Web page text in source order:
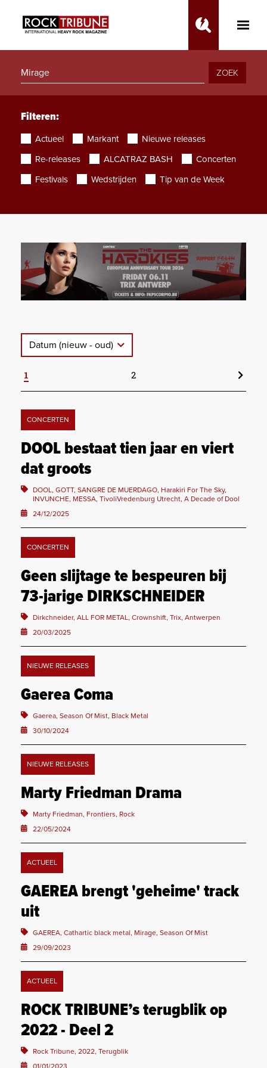
Toggle
ZOEK
Filteren:
Actueel Markant
Nieuwe releases
Re-releases
ALCATRAZ BASH
Concerten
Festivals
Wedstrijden Tip van de Week
Datum (nieuw - oud)
1 2
CONCERTEN
DOOL bestaat tien jaar en viert
dat groots
DOOL, GOTT, SANGRE DE MUERDAGO, Harakiri For The Sky,
INVUNCHE, MESSA, TivoliVredenburg Utrecht, A Decade of Dool
24/12/2025
CONCERTEN
Geen slijtage te bespeuren bij
73-jarige DIRKSCHNEIDER
Dirkchneider, ALL FOR METAL, Crownshift, Trix, Antwerpen
20/03/2025
NIEUWE RELEASES
Gaerea Coma
Gaerea, Season Of Mist, Black Metal
30/10/2024
NIEUWE RELEASES
Marty Friedman Drama
Marty Friedman, Frontiers, Rock
22/05/2024
ACTUEEL
GAEREA brengt 'geheime' track
uit
GAEREA, Cathartic black metal, Mirage, Season Of Mist
29/09/2023
ACTUEEL
ROCK TRIBUNE’s terugblik op
2022 - Deel 2
Rock Tribune, 2022, Terugblik